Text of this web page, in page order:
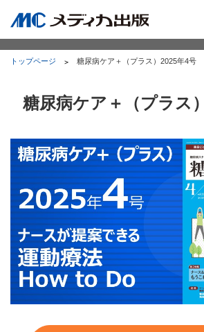
トップページ 糖尿病ケア＋（プラス）2025年4号
糖尿病ケア＋（プラス